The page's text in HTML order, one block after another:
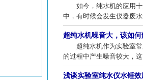
如今，纯水机的应用十
中，有时候会发生仪器废
超纯水机噪音大，该如
超纯水机作为实验室常
的过程中产生噪音较大，
浅谈实验室纯水仪水锤效